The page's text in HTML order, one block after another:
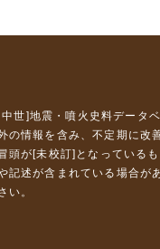
中世]地震・噴火史料データ
の情報を含み、不定期に改
頭が[未校訂]となっている
記述が含まれている場合が
い。